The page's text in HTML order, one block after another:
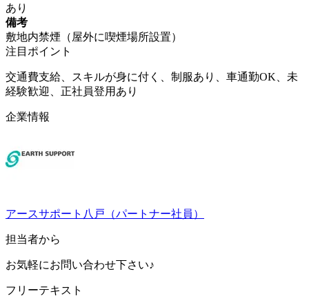
あり
備考
敷地内禁煙（屋外に喫煙場所設置）
注目ポイント
交通費支給、スキルが身に付く、制服あり、車通勤OK、未
経験歓迎、正社員登用あり
企業情報
アースサポート八戸（パートナー社員）
担当者から
お気軽にお問い合わせ下さい♪
フリーテキスト